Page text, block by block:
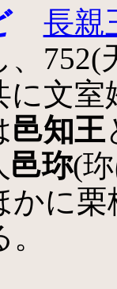
長親
、752(
に文
邑知王
邑珎(
かに